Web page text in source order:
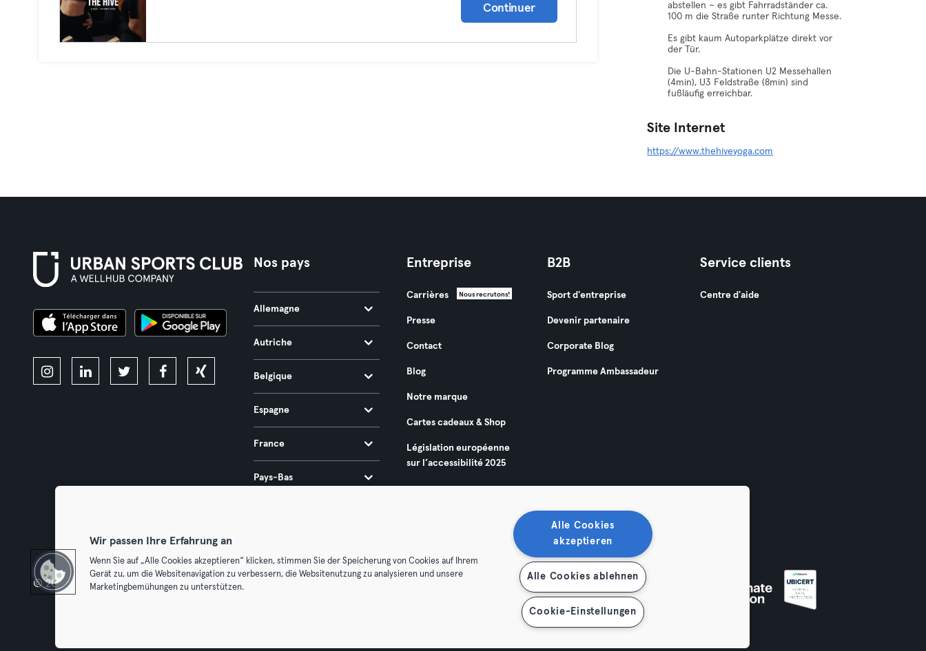
Continuer
abstellen – es gibt Fahrradständer ca.
100 m die Straße runter Richtung Messe.
Es gibt kaum Autoparkplätze direkt vor
der Tür.
Die U-Bahn-Stationen U2 Messehallen
(4min), U3 Feldstraße (8min) sind
fußläufig erreichbar.
Site Internet
https://www.thehiveyoga.com
Nos pays
Allemagne
Autriche
Belgique
Espagne
France
Pays-Bas
Entreprise
Carrières Nous recrutons!
Presse
Contact
Blog
Notre marque
Cartes cadeaux & Shop
Législation européenne
sur l’accessibilité 2025
B2B
Sport d'entreprise
Devenir partenaire
Corporate Blog
Programme Ambassadeur
Service clients
Centre d'aide
© 2026 Urban Sports Group GmbH. All rights reserved. Mentions légales
Wir passen Ihre Erfahrung an
Wenn Sie auf „Alle Cookies akzeptieren“ klicken, stimmen Sie der Speicherung von Cookies auf Ihrem
Gerät zu, um die Websitenavigation zu verbessern, die Websitenutzung zu analysieren und unsere
Marketingbemühungen zu unterstützen.
Alle Cookies
akzeptieren
Alle Cookies ablehnen
Cookie-Einstellungen